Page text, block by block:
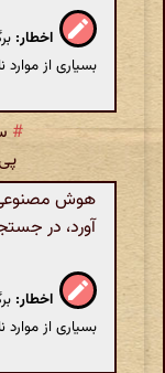
اخطار:
بسیاری از
#
هوش
آورد، در
اخطار:
بسیاری از